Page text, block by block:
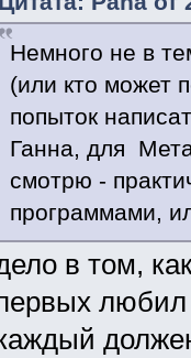
Немного не в
(или кто может
попыток
Ганна, для
смотрю -
программами,
в том,
любил